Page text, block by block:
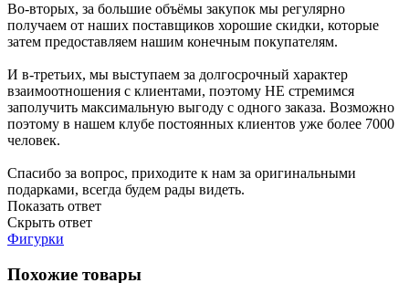
Во-вторых, за большие объёмы закупок мы регулярно
получаем от наших поставщиков хорошие скидки, которые
затем предоставляем нашим конечным покупателям.
И в-третьих, мы выступаем за долгосрочный характер
взаимоотношения с клиентами, поэтому НЕ стремимся
заполучить максимальную выгоду с одного заказа. Возможно
поэтому в нашем клубе постоянных клиентов уже более 7000
человек.
Спасибо за вопрос, приходите к нам за оригинальными
подарками, всегда будем рады видеть.
Показать ответ
Скрыть ответ
Фигурки
Похожие товары